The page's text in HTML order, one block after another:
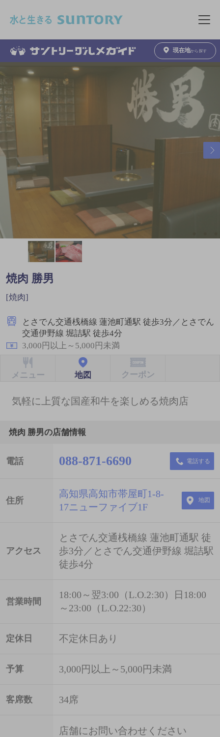
メニュ
現在地から探す
焼肉 勝男
[焼肉]
とさでん交通桟橋線 蓮池町通駅 徒歩3分／とさでん
交通伊野線 堀詰駅 徒歩4分
3,000円以上～5,000円未満
メニュー 地図 クーポン
気軽に上質な国産和牛を楽しめる焼肉店
焼肉 勝男の店舗情報
電話 088-871-6690 電話する
住所
高知県高知市帯屋町1-8-
17ニューファイブ1F
地図
アクセス
とさでん交通桟橋線 蓮池町通駅 徒
歩3分／とさでん交通伊野線 堀詰駅
徒歩4分
営業時間
18:00～翌3:00（L.O.2:30）日18:00
～23:00（L.O.22:30）
定休日 不定休日あり
予算 3,000円以上～5,000円未満
客席数 34席
店舗にお問い合わせください